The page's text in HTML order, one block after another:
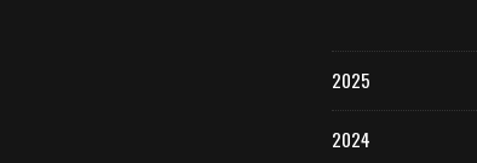
2025
2024